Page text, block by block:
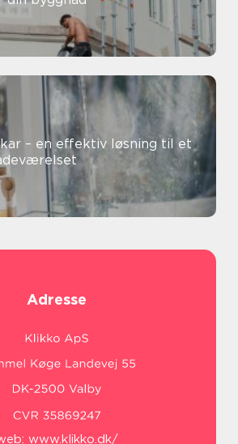
– en effektiv løsning til et
Adresse
www.klikko.dk/